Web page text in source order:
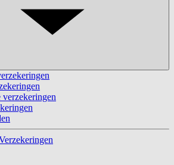
verzekeringen